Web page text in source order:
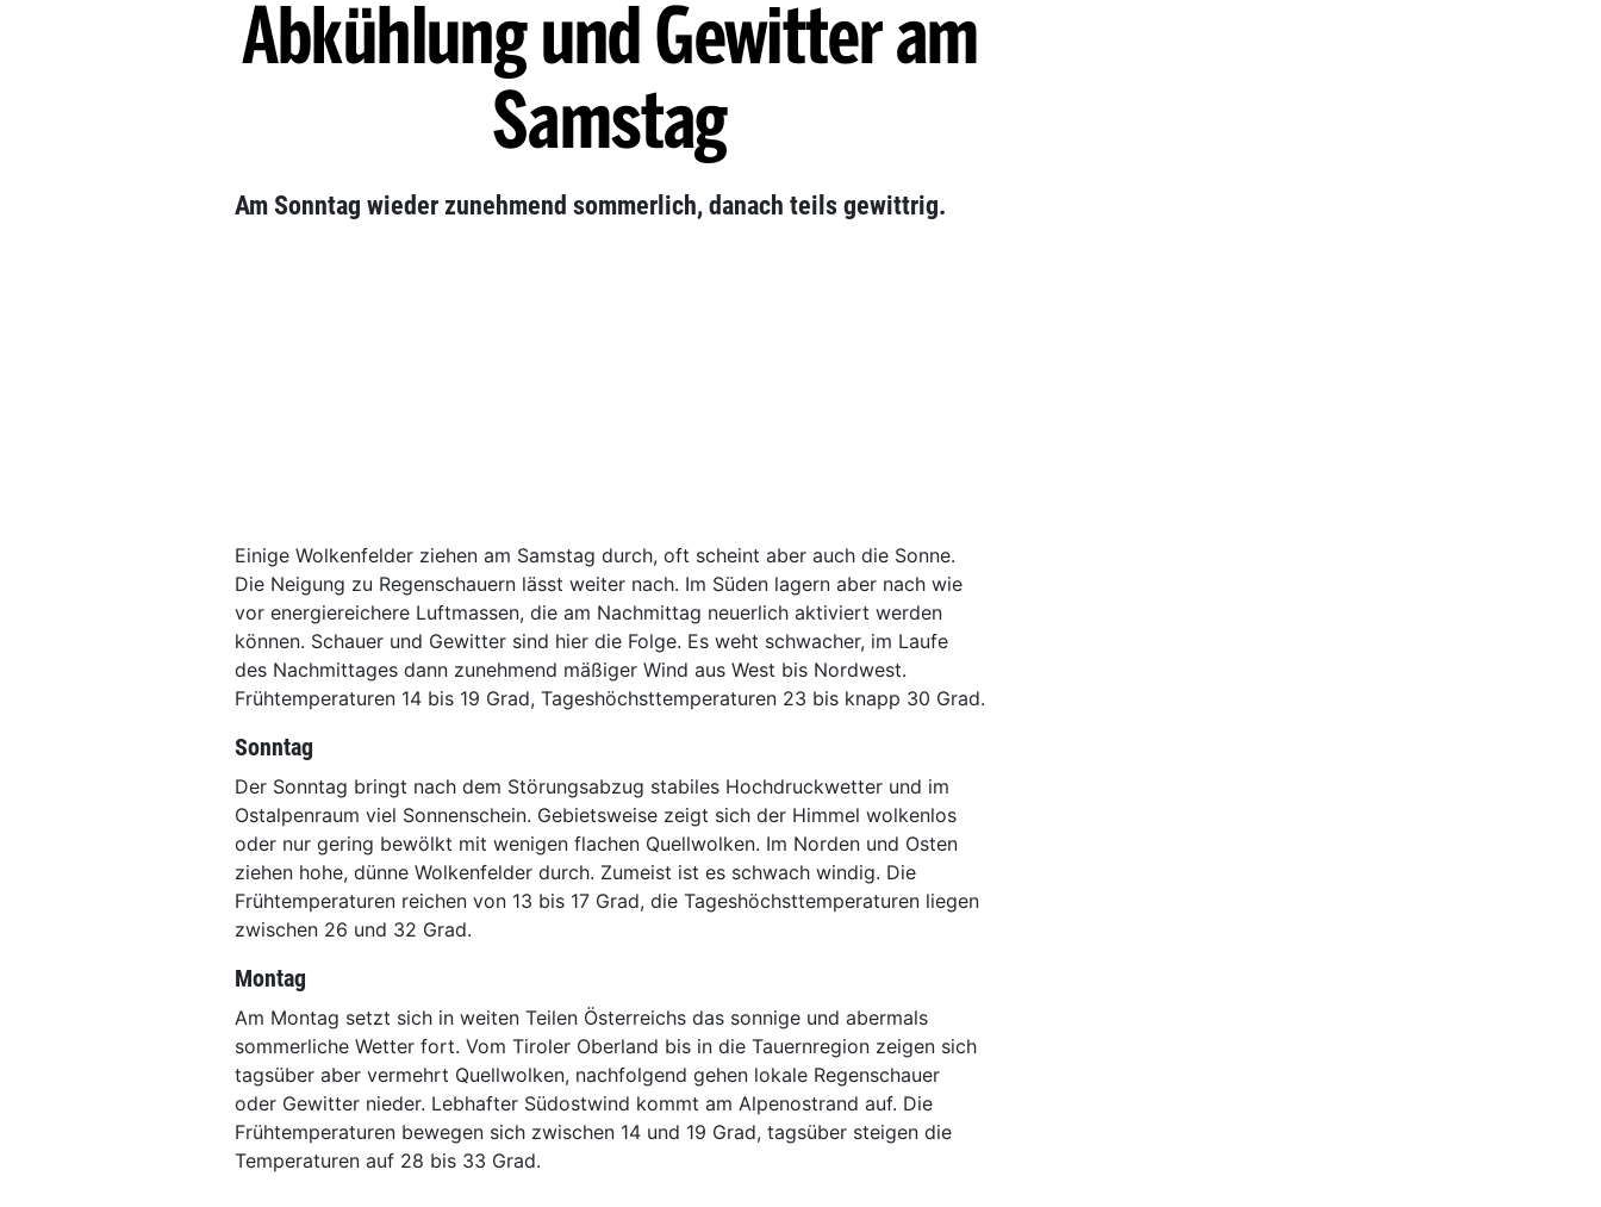
Abkühlung und Gewitter am
Samstag
Am Sonntag wieder zunehmend sommerlich, danach teils gewittrig.
Einige Wolkenfelder ziehen am Samstag durch, oft scheint aber auch die Sonne.
Die Neigung zu Regenschauern lässt weiter nach. Im Süden lagern aber nach wie
vor energiereichere Luftmassen, die am Nachmittag neuerlich aktiviert werden
können. Schauer und Gewitter sind hier die Folge. Es weht schwacher, im Laufe
des Nachmittages dann zunehmend mäßiger Wind aus West bis Nordwest.
Frühtemperaturen 14 bis 19 Grad, Tageshöchsttemperaturen 23 bis knapp 30 Grad.
Sonntag
Der Sonntag bringt nach dem Störungsabzug stabiles Hochdruckwetter und im
Ostalpenraum viel Sonnenschein. Gebietsweise zeigt sich der Himmel wolkenlos
oder nur gering bewölkt mit wenigen flachen Quellwolken. Im Norden und Osten
ziehen hohe, dünne Wolkenfelder durch. Zumeist ist es schwach windig. Die
Frühtemperaturen reichen von 13 bis 17 Grad, die Tageshöchsttemperaturen liegen
zwischen 26 und 32 Grad.
Montag
Am Montag setzt sich in weiten Teilen Österreichs das sonnige und abermals
sommerliche Wetter fort. Vom Tiroler Oberland bis in die Tauernregion zeigen sich
tagsüber aber vermehrt Quellwolken, nachfolgend gehen lokale Regenschauer
oder Gewitter nieder. Lebhafter Südostwind kommt am Alpenostrand auf. Die
Frühtemperaturen bewegen sich zwischen 14 und 19 Grad, tagsüber steigen die
Temperaturen auf 28 bis 33 Grad.